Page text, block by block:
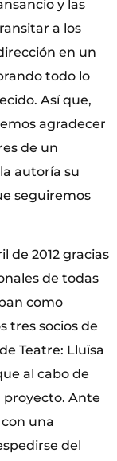
y las
a los
en un
todo lo
Así que,
agradecer
de un
autoría su
seguiremos
de 2012 gracias
de todas
como
tres socios de
Teatre: Lluïsa
al cabo de
proyecto. Ante
una
del